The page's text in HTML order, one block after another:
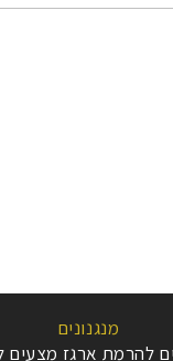
מנגנונים
להרמת ארגז מצעים